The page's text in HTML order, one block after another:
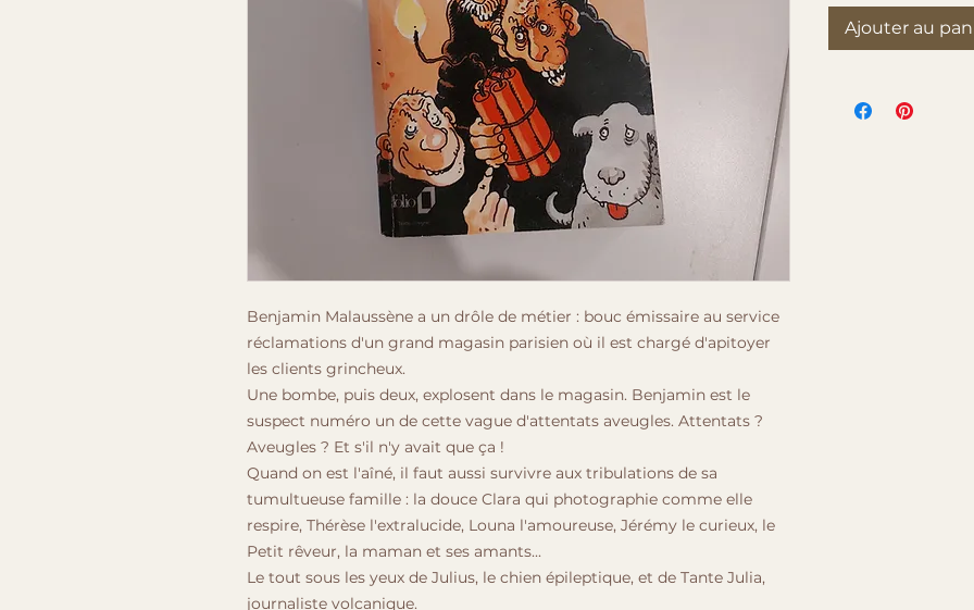
Benjamin Malaussène a un drôle de métier : bouc émissaire au service
réclamations d'un grand magasin parisien où il est chargé d'apitoyer
les clients grincheux.
Une bombe, puis deux, explosent dans le magasin. Benjamin est le
suspect numéro un de cette vague d'attentats aveugles. Attentats ?
Aveugles ? Et s'il n'y avait que ça !
Quand on est l'aîné, il faut aussi survivre aux tribulations de sa
tumultueuse famille : la douce Clara qui photographie comme elle
respire, Thérèse l'extralucide, Louna l'amoureuse, Jérémy le curieux, le
Petit rêveur, la maman et ses amants...
Le tout sous les yeux de Julius, le chien épileptique, et de Tante Julia,
journaliste volcanique.
Ajouter au